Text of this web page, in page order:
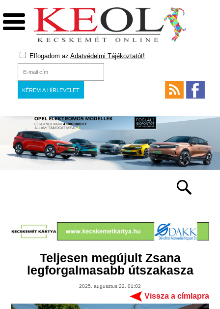
Elfogadom az Adatvédelmi Tájékoztatót!
Teljesen megújult Zsana
legforgalmasabb útszakasza
2025. augusztus 22. 01:02
Vissza a címlapra